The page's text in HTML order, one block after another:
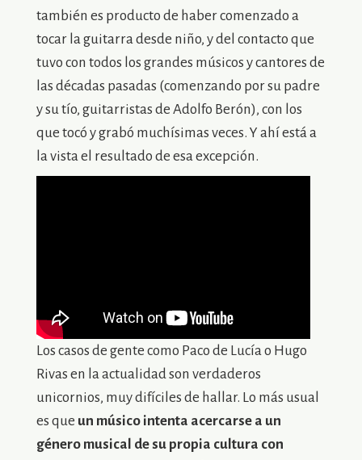
también es producto de haber comenzado a
tocar la guitarra desde niño, y del contacto que
tuvo con todos los grandes músicos y cantores de
las décadas pasadas (comenzando por su padre
y su tío, guitarristas de Adolfo Berón), con los
que tocó y grabó muchísimas veces. Y ahí está a
la vista el resultado de esa excepción.
Los casos de gente como Paco de Lucía o Hugo
Rivas en la actualidad son verdaderos
unicornios, muy difíciles de hallar. Lo más usual
es que un músico intenta acercarse a un
género musical de su propia cultura con